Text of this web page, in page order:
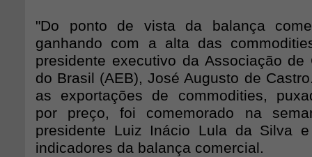
"Do ponto de vista da balança
ganhando com a alta das
presidente executivo da Associação de
do Brasil (AEB), José Augusto de
as exportações de commodities,
por preço, foi comemorado na
presidente Luiz Inácio Lula da Silva
indicadores da balança comercial.